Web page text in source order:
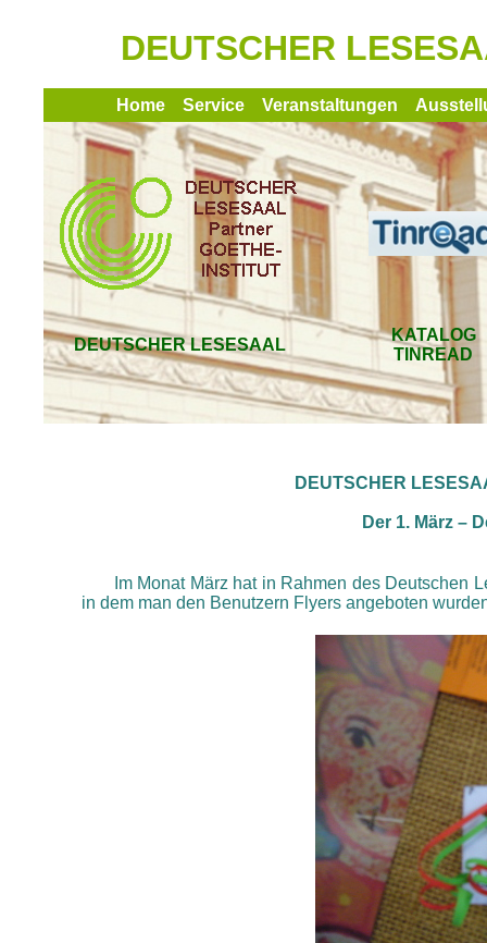
DEUTSCHER
Home Service Veranstaltungen
DEUTSCHER LESESAAL
KATALOG
TINREAD
DEUTSCHER
Der 1. März –
Im Monat März hat in Rahmen des Deutschen
in dem man den Benutzern Flyers angeboten